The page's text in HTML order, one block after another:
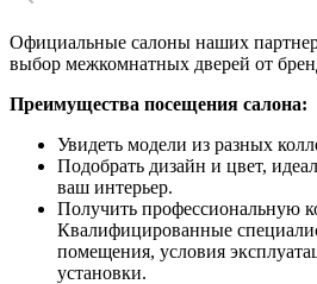
Официальные салоны наших
выбор межкомнатных дверей от
Преимущества посещения салона:
Увидеть модели из разных
Подобрать дизайн и цвет,
ваш интерьер.
Получить профессиональную
Квалифицированные
помещения, условия
установки.